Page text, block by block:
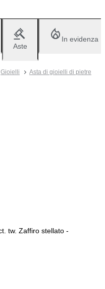
Aste
In evidenza
Gioielli
Asta di gioielli di pietre